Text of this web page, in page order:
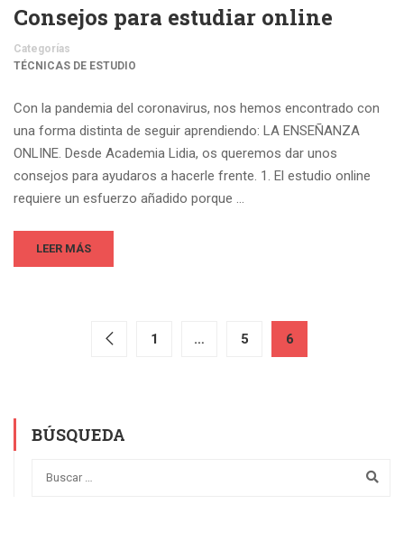
Consejos para estudiar online
Categorías
TÉCNICAS DE ESTUDIO
Con la pandemia del coronavirus, nos hemos encontrado con
una forma distinta de seguir aprendiendo: LA ENSEÑANZA
ONLINE. Desde Academia Lidia, os queremos dar unos
consejos para ayudaros a hacerle frente. 1. El estudio online
requiere un esfuerzo añadido porque …
LEER MÁS
1 … 5 6
BÚSQUEDA